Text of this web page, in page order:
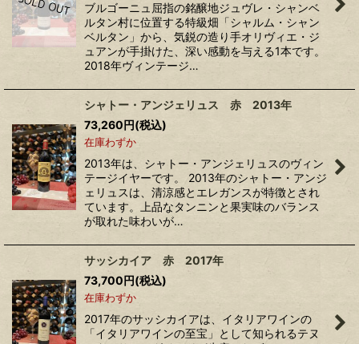
ブルゴーニュ屈指の銘醸地ジュヴレ・シャンベ
ルタン村に位置する特級畑「シャルム・シャン
ベルタン」から、気鋭の造り手オリヴィエ・ジ
ュアンが手掛けた、深い感動を与える1本です。
2018年ヴィンテージ…
シャトー・アンジェリュス 赤 2013年
73,260円(税込)
在庫わずか
2013年は、シャトー・アンジェリュスのヴィン
テージイヤーです。 2013年のシャトー・アンジ
ェリュスは、清涼感とエレガンスが特徴とされ
ています。上品なタンニンと果実味のバランス
が取れた味わいが…
サッシカイア 赤 2017年
73,700円(税込)
在庫わずか
2017年のサッシカイアは、イタリアワインの
「イタリアワインの至宝」として知られるテヌ